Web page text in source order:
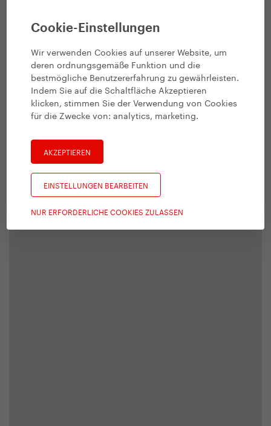
Cookie-Einstellungen
Wir verwenden Cookies auf unserer Website, um
deren ordnungsgemäße Funktion und die
bestmögliche Benutzererfahrung zu gewährleisten.
Indem Sie auf die Schaltfläche Akzeptieren
klicken, stimmen Sie der Verwendung von Cookies
für die Zwecke von:analytics, marketing.
AKZEPTIEREN
EINSTELLUNGEN BEARBEITEN
NUR ERFORDERLICHE COOKIES ZULASSEN